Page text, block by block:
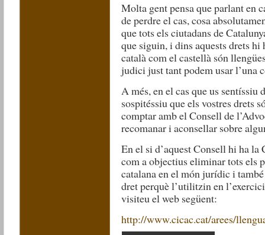
Molta gent pensa que parlant en
de perdre el cas, cosa
que tots els ciutadans de
que siguin, i dins aquests drets
català com el castellà són
judici just tant podem usar l’una
A més, en el cas que us sentíssiu
sospitéssiu que els vostres drets
comptar amb el Consell de
recomanar i aconsellar sobre
En el si d’aquest Consell hi ha
com a objectius eliminar tots els
catalana en el món jurídic i
dret perquè l’utilitzin en
visiteu el web següent:
http://www.cicac.cat/arees/